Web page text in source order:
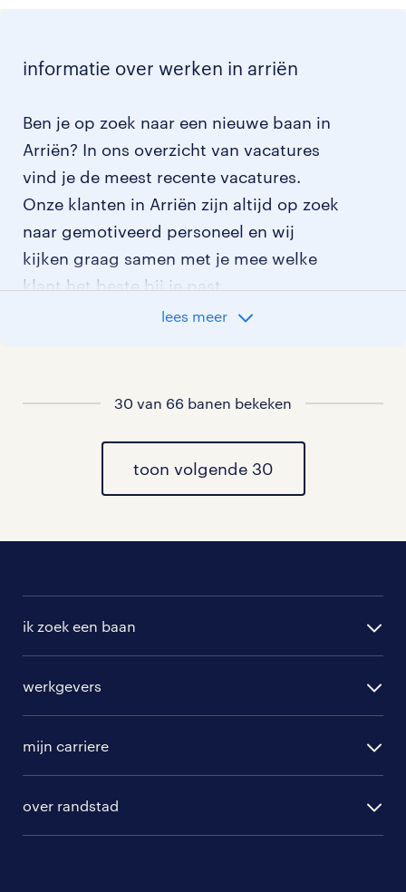
informatie over werken in arriën
Ben je op zoek naar een nieuwe baan in
Arriën? In ons overzicht van vacatures
vind je de meest recente vacatures.
Onze klanten in Arriën zijn altijd op zoek
naar gemotiveerd personeel en wij
kijken graag samen met je mee welke
klant het beste bij je past.
vacatures in Vilsteren
lees meer
30 van 66 banen bekeken
toon volgende 30
ik zoek een baan
randstad professional
randstad digital
werkgevers
hr-diensten
branches
mijn carriere
over randstad